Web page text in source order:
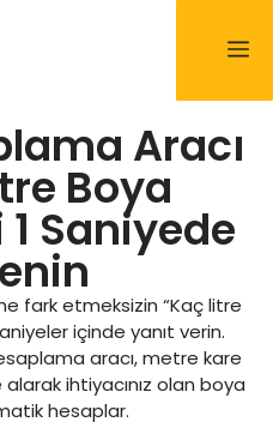
Aracı
Boya
Saniyede
fark etmeksizin “Kaç litre
içinde yanıt verin.
aracı, metre kare
alarak ihtiyacınız olan boya
hesaplar.